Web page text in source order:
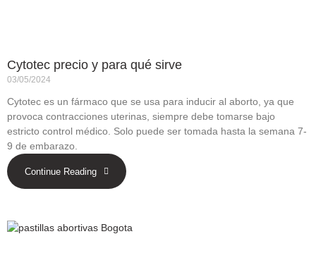
Cytotec precio y para qué sirve
03/05/2024
Cytotec es un fármaco que se usa para inducir al aborto, ya que
provoca contracciones uterinas, siempre debe tomarse bajo
estricto control médico. Solo puede ser tomada hasta la semana 7-
9 de embarazo.
Continue Reading